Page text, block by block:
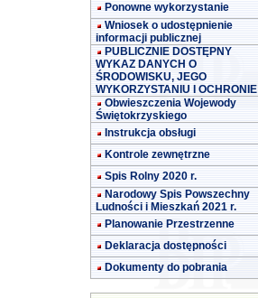
Ponowne wykorzystanie
Wniosek o udostępnienie
informacji publicznej
PUBLICZNIE DOSTĘPNY
WYKAZ DANYCH O
ŚRODOWISKU, JEGO
WYKORZYSTANIU I OCHRONIE
Obwieszczenia Wojewody
Świętokrzyskiego
Instrukcja obsługi
Kontrole zewnętrzne
Spis Rolny 2020 r.
Narodowy Spis Powszechny
Ludności i Mieszkań 2021 r.
Planowanie Przestrzenne
Deklaracja dostępności
Dokumenty do pobrania